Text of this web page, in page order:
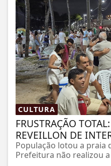
CULTURA
FRUSTRAÇÃO
REVEILLON DE
População lotou a praia
Prefeitura não realizou